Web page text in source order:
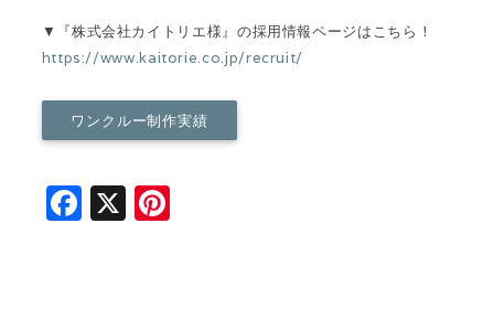
▼『株式会社カイトリエ様』の採用情報ページはこちら！
https://www.kaitorie.co.jp/recruit/
ワンクルー制作実績
F X Pi